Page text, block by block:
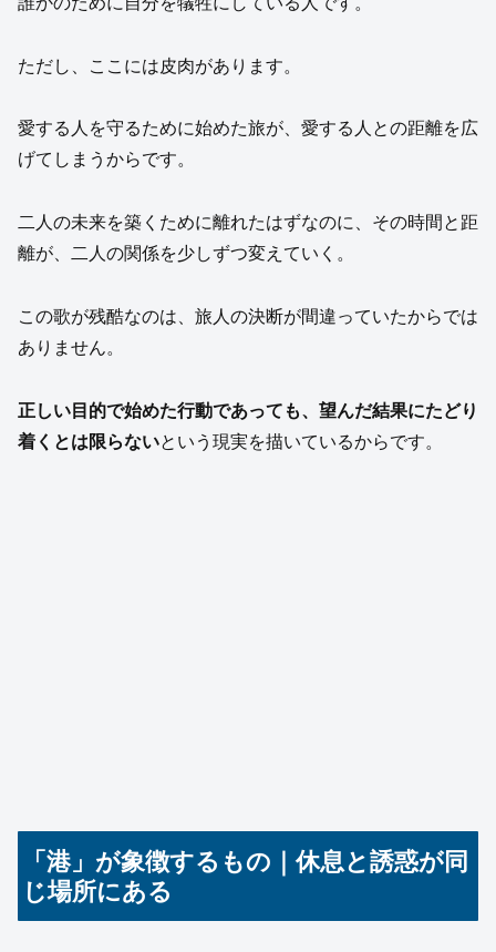
ただし、ここには皮肉があります。
愛する人を守るために始めた旅が、愛する人との距離を広
げてしまうからです。
二人の未来を築くために離れたはずなのに、その時間と距
離が、二人の関係を少しずつ変えていく。
この歌が残酷なのは、旅人の決断が間違っていたからでは
ありません。
正しい目的で始めた行動であっても、望んだ結果にたどり
着くとは限らないという現実を描いているからです。
「港」が象徴するもの｜休息と誘惑が同
じ場所にある